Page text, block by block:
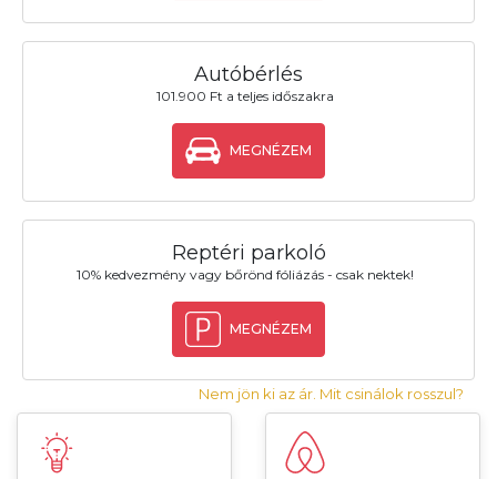
Autóbérlés
101.900 Ft a teljes időszakra
MEGNÉZEM
Reptéri parkoló
10% kedvezmény vagy bőrönd fóliázás - csak nektek!
MEGNÉZEM
Nem jön ki az ár. Mit csinálok rosszul?